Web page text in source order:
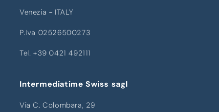
Venezia - ITALY
P.Iva 02526500273
Tel. +39 0421 492111
Intermediatime Swiss sagl
Via C. Colombara, 29